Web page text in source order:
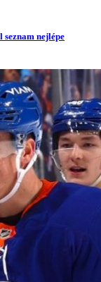
nejlépe